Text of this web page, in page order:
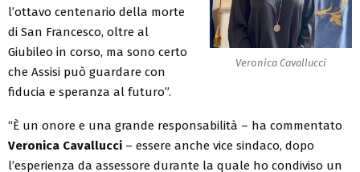
Veronica Cavallucci
l’ottavo centenario della morte
di San Francesco, oltre al
Giubileo in corso, ma sono certo
che Assisi può guardare con
fiducia e speranza al futuro”.
“È un onore e una grande responsabilità – ha commentato
Veronica Cavallucci – essere anche vice sindaco, dopo
l’esperienza da assessore durante la quale ho condiviso un